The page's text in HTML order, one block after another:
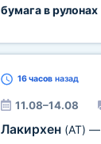
бумага в рулонах
16 часовназад
11.08–14.08
Лакирхен (AT) —